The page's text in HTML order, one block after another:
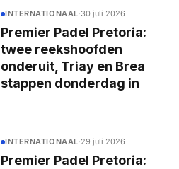
INTERNATIONAAL·30 juli 2026
Premier Padel Pretoria:
twee reekshoofden
onderuit, Triay en Brea
stappen donderdag in
INTERNATIONAAL·29 juli 2026
Premier Padel Pretoria: